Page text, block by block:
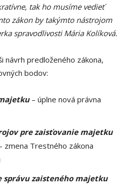
tak ho musíme vedieť
zákon by takýmto nástrojom
spravodlivosti Mária Kolíková.
návrh predloženého zákona,
bodov:
– úplne nová právna
pre zaisťovanie majetku
zmena Trestného zákona
správu zaisteného majetku